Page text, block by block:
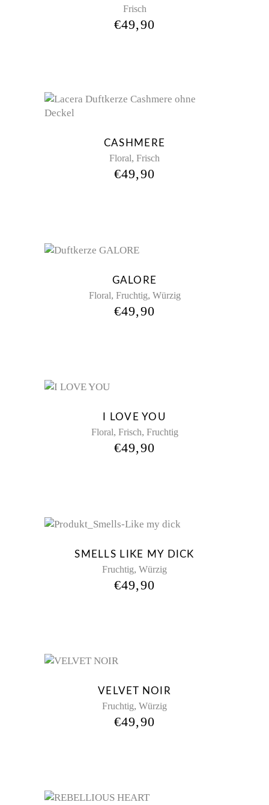
Frisch
€49,90
CASHMERE
Floral, Frisch
€49,90
GALORE
Floral, Fruchtig, Würzig
€49,90
I LOVE YOU
Floral, Frisch, Fruchtig
€49,90
SMELLS LIKE MY DICK
Fruchtig, Würzig
€49,90
VELVET NOIR
Fruchtig, Würzig
€49,90